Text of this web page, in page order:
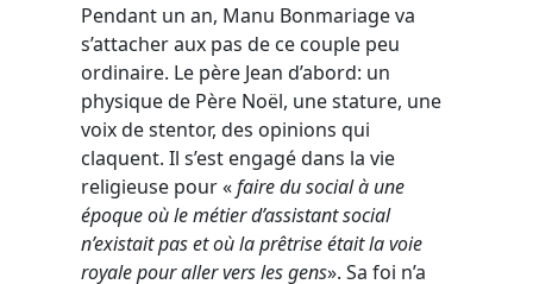
Pendant un an, Manu Bonmariage va
s’attacher aux pas de ce couple peu
ordinaire. Le père Jean d’abord: un
physique de Père Noël, une stature, une
voix de stentor, des opinions qui
claquent. Il s’est engagé dans la vie
religieuse pour «faire du social à une
époque où le métier d’assistant social
n’existait pas et où la prêtrise était la voie
royale pour aller vers les gens». Sa foi n’a